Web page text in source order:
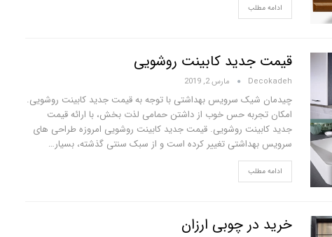
ادامه مطلب
قیمت جدید کابینت روشویی
Decokadeh مارس 2, 2019
چیدمان شیک سرویس بهداشتی با توجه به قیمت جدید کابینت روشویی.
امکان تجربه حس خوب از داشتن حمامی لذت بخش، با ارائه قیمت
جدید کابینت روشویی. قیمت جدید کابینت روشویی امروزه طراحی های
سرویس بهداشتی تغییر کرده است و از سبک سنتی گذشته، بسیار…
ادامه مطلب
خرید در چوبی ارزان